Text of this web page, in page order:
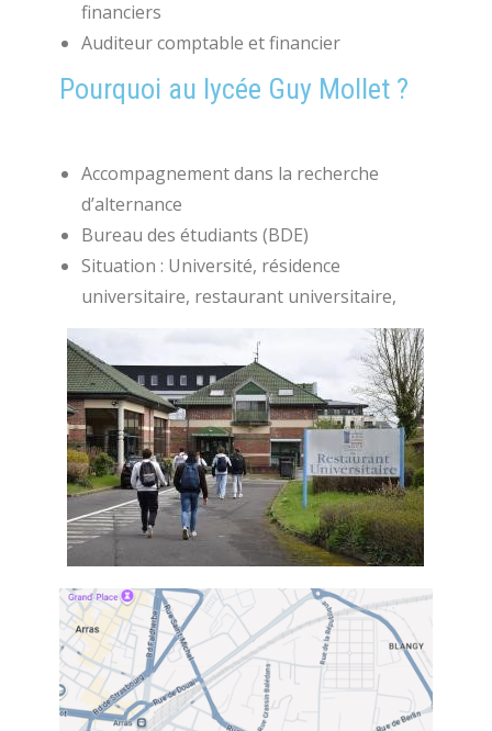
financiers
Auditeur comptable et financier
Pourquoi au lycée Guy Mollet ?
Accompagnement dans la recherche
d’alternance
Bureau des étudiants (BDE)
Situation : Université, résidence
universitaire, restaurant universitaire,